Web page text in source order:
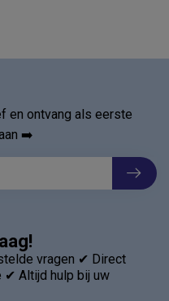
vragen ✔ Direct
✔ Altijd hulp bij uw
en ontvang als eerste
➡️